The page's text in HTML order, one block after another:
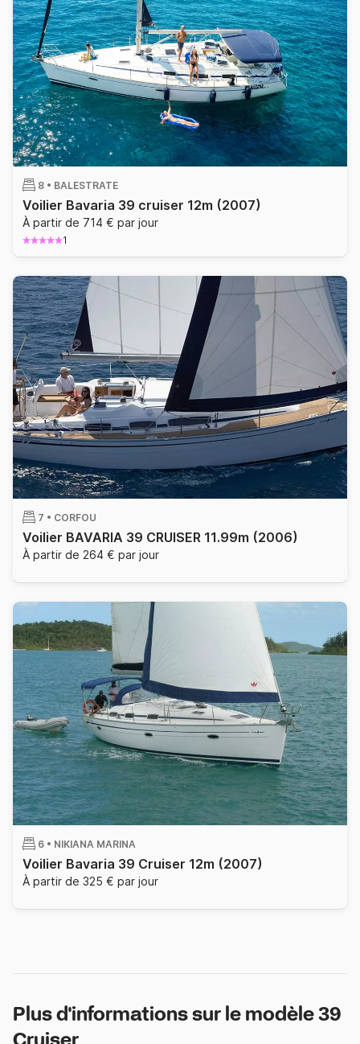
8 • BALESTRATE
Voilier Bavaria 39 cruiser 12m (2007)
À partir de 714 € par jour
1
7 • CORFOU
Voilier BAVARIA 39 CRUISER 11.99m (2006)
À partir de 264 € par jour
6 • NIKIANA MARINA
Voilier Bavaria 39 Cruiser 12m (2007)
À partir de 325 € par jour
Plus d'informations sur le modèle 39